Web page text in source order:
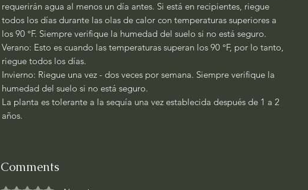
requerirán agua al menos un día antes. Si está en recipientes, riegue
todos los días durante las olas de calor con temperaturas superiores a
los 90 °F. Siempre verifique la humedad del suelo si no está seguro.
Verano: Esto es cuando las temperaturas superan los 90 °F, por lo tanto,
riegue todos los días.
Invierno: Riegue una vez - dos veces por semana. Siempre verifique la
humedad del suelo si no está seguro.
La planta es tolerante a la sequía una vez establecida después de 1 a 2
años.
Comments
Rated 0 out of 5 stars.